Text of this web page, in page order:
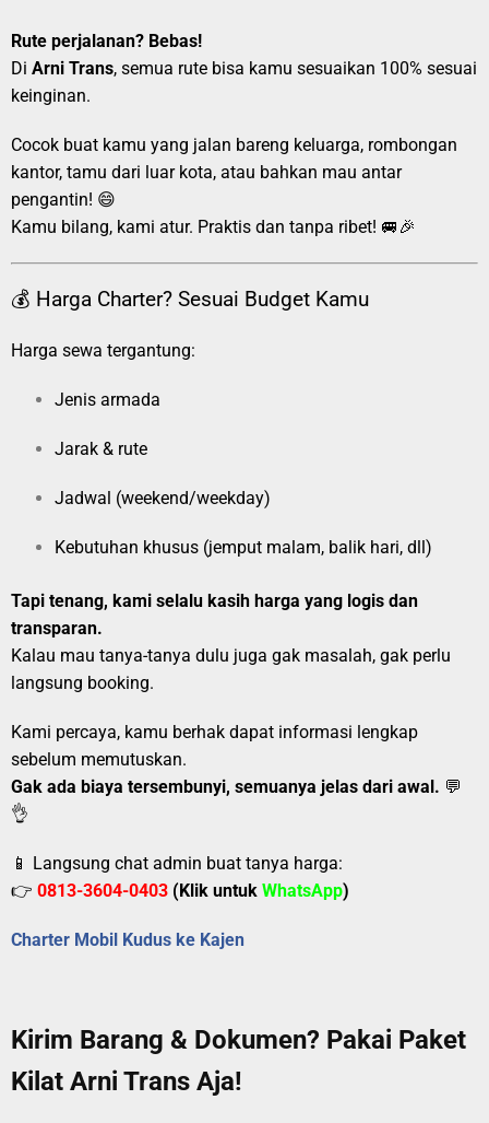
Rute perjalanan? Bebas!
Di Arni Trans, semua rute bisa kamu sesuaikan 100% sesuai
keinginan.
Cocok buat kamu yang jalan bareng keluarga, rombongan
kantor, tamu dari luar kota, atau bahkan mau antar
pengantin! 😄
Kamu bilang, kami atur. Praktis dan tanpa ribet! 🚐🎉
💰 Harga Charter? Sesuai Budget Kamu
Harga sewa tergantung:
Jenis armada
Jarak & rute
Jadwal (weekend/weekday)
Kebutuhan khusus (jemput malam, balik hari, dll)
Tapi tenang, kami selalu kasih harga yang logis dan
transparan.
Kalau mau tanya-tanya dulu juga gak masalah, gak perlu
langsung booking.
Kami percaya, kamu berhak dapat informasi lengkap
sebelum memutuskan.
Gak ada biaya tersembunyi, semuanya jelas dari awal. 💬
👌
📱 Langsung chat admin buat tanya harga:
👉 0813-3604-0403 (Klik untuk WhatsApp)
Charter Mobil Kudus ke Kajen
Kirim Barang & Dokumen? Pakai Paket
Kilat Arni Trans Aja!